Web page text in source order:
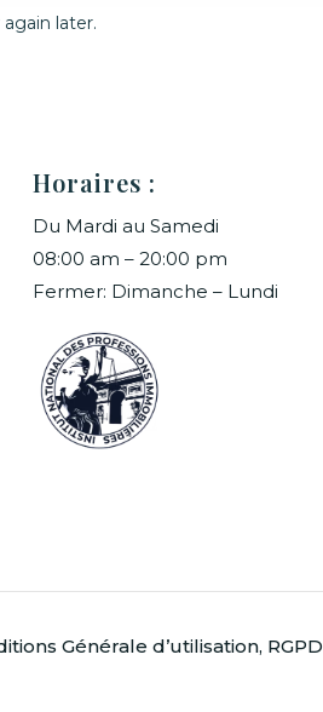
later.
Horaires :
Du Mardi au Samedi
08:00 am – 20:00 pm
Fermer: Dimanche – Lundi
Générale d’utilisation, RGPD